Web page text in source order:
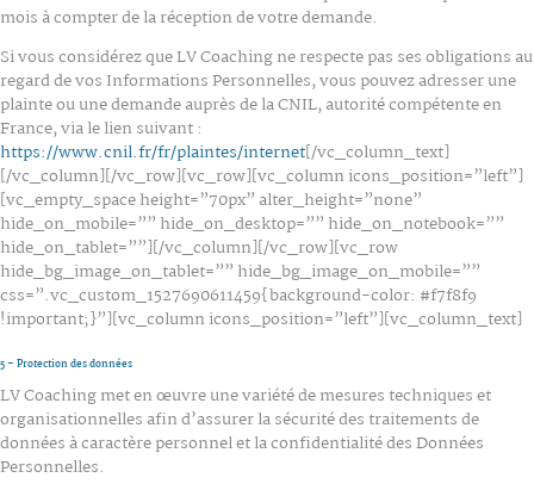
mois à compter de la réception de votre demande.
Si vous considérez que LV Coaching ne respecte pas ses obligations au
regard de vos Informations Personnelles, vous pouvez adresser une
plainte ou une demande auprès de la CNIL, autorité compétente en
France, via le lien suivant :
https://www.cnil.fr/fr/plaintes/internet[/vc_column_text]
[/vc_column][/vc_row][vc_row][vc_column icons_position=”left”]
[vc_empty_space height=”70px” alter_height=”none”
hide_on_mobile=”” hide_on_desktop=”” hide_on_notebook=””
hide_on_tablet=””][/vc_column][/vc_row][vc_row
hide_bg_image_on_tablet=”” hide_bg_image_on_mobile=””
css=”.vc_custom_1527690611459{background-color: #f7f8f9
!important;}”][vc_column icons_position=”left”][vc_column_text]
5 – Protection des données
LV Coaching met en œuvre une variété de mesures techniques et
organisationnelles afin d’assurer la sécurité des traitements de
données à caractère personnel et la confidentialité des Données
Personnelles.